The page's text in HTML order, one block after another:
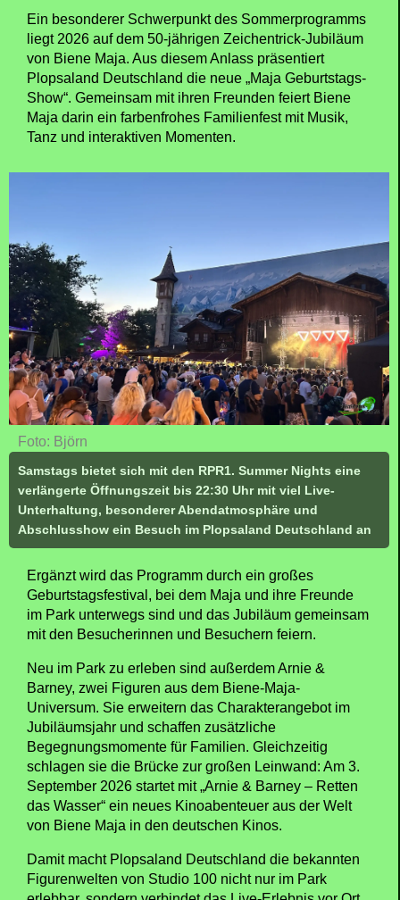
Ein besonderer Schwerpunkt des Sommerprogramms
liegt 2026 auf dem 50-jährigen Zeichentrick-Jubiläum
von Biene Maja. Aus diesem Anlass präsentiert
Plopsaland Deutschland die neue „Maja Geburtstags-
Show“. Gemeinsam mit ihren Freunden feiert Biene
Maja darin ein farbenfrohes Familienfest mit Musik,
Tanz und interaktiven Momenten.
Foto: Björn
Samstags bietet sich mit den RPR1. Summer Nights eine
verlängerte Öffnungszeit bis 22:30 Uhr mit viel Live-
Unterhaltung, besonderer Abendatmosphäre und
Abschlusshow ein Besuch im Plopsaland Deutschland an
Ergänzt wird das Programm durch ein großes
Geburtstagsfestival, bei dem Maja und ihre Freunde
im Park unterwegs sind und das Jubiläum gemeinsam
mit den Besucherinnen und Besuchern feiern.
Neu im Park zu erleben sind außerdem Arnie &
Barney, zwei Figuren aus dem Biene-Maja-
Universum. Sie erweitern das Charakterangebot im
Jubiläumsjahr und schaffen zusätzliche
Begegnungsmomente für Familien. Gleichzeitig
schlagen sie die Brücke zur großen Leinwand: Am 3.
September 2026 startet mit „Arnie & Barney – Retten
das Wasser“ ein neues Kinoabenteuer aus der Welt
von Biene Maja in den deutschen Kinos.
Damit macht Plopsaland Deutschland die bekannten
Figurenwelten von Studio 100 nicht nur im Park